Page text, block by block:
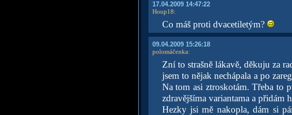
17.04.2009 14:47:22
Houp18:
Co máš proti dvacetiletým?
09.04.2009 15:26:18
polomáčenka:
Zní to strašně lákavě, děkuju za
jsem to nějak nechápala a po
Na tom asi ztroskotám. Třeba to
zdravějšíma variantama a přidám
Hezky jsi mě nakopla, dám si